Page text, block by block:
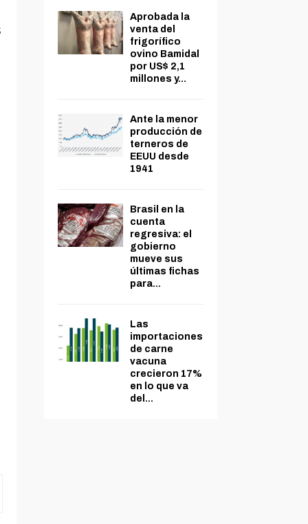
Aprobada la
venta del
frigorífico
ovino Bamidal
por US$ 2,1
millones y...
Ante la menor
producción de
terneros de
EEUU desde
1941
Brasil en la
cuenta
regresiva: el
gobierno
mueve sus
últimas fichas
para...
Las
importaciones
de carne
vacuna
crecieron 17%
en lo que va
del...